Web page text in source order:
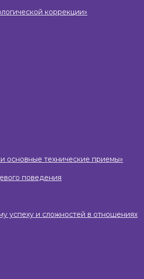
коррекции»
и основные технические приемы»
поведения
успеху и сложностей в отношениях